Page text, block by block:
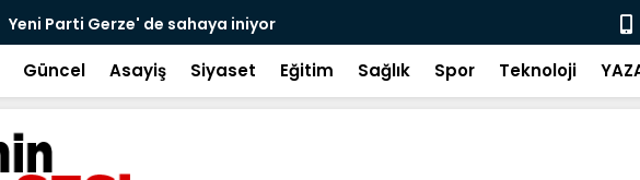
Yeni Parti Gerze' de sahaya iniyor
Gerze
Atık
Güncel Asayiş Siyaset Eğitim Sağlık Spor Teknoloji